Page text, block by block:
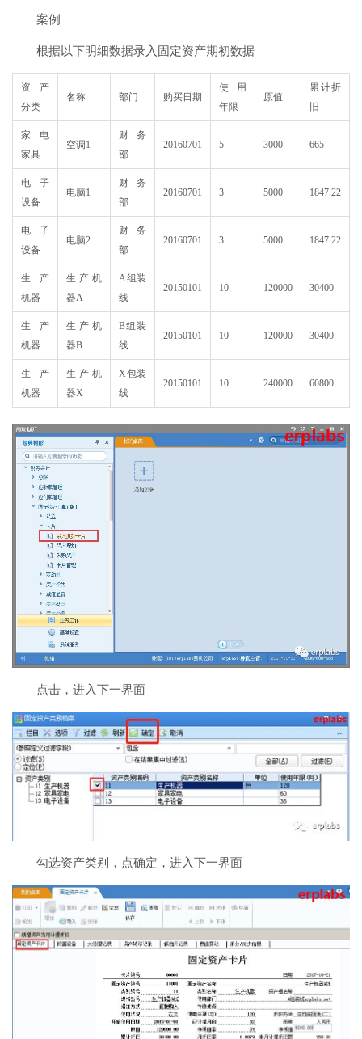
案例
根据以下明细数据录入固定资产期初数据
资产
分类
名称 部门 购买日期
使用
年限
原值
累计折
旧
家电
家具
空调1
财务
部
20160701 5 3000 665
电子
设备
电脑1
财务
部
20160701 3 5000 1847.22
电子
设备
电脑2
财务
部
20160701 3 5000 1847.22
生产
机器
生产机
器A
A组装
线
20150101 10 120000 30400
生产
机器
生产机
器B
B组装
线
20150101 10 120000 30400
生产
机器
生产机
器X
X包装
线
20150101 10 240000 60800
点击，进入下一界面
勾选资产类别，点确定，进入下一界面